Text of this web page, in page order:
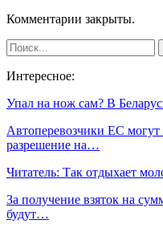
Комментарии закрыты.
Интересное:
Упал на нож сам? В
Автоперевозчики ЕС могут
разрешение на…
Читатель: Так отдыхает
За получение взяток на
будут…